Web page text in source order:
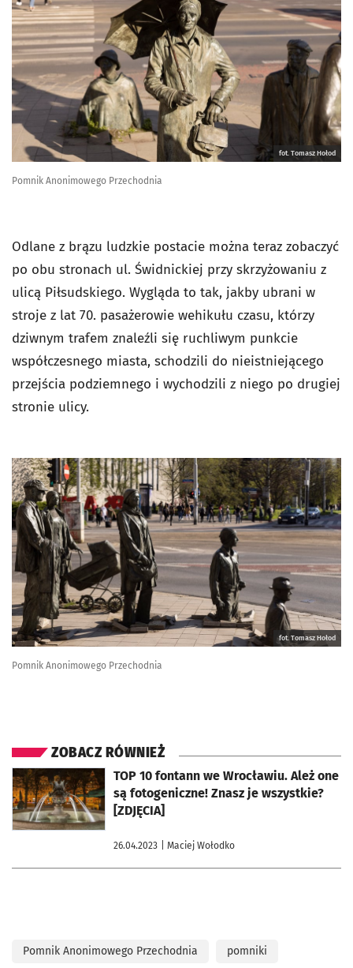
fot. Tomasz Hołod
Pomnik Anonimowego Przechodnia
Odlane z brązu ludzkie postacie można teraz zobaczyć
po obu stronach ul. Świdnickiej przy skrzyżowaniu z
ulicą Piłsudskiego. Wygląda to tak, jakby ubrani w
stroje z lat 70. pasażerowie wehikułu czasu, którzy
dziwnym trafem znaleźli się ruchliwym punkcie
współczesnego miasta, schodzili do nieistniejącego
przejścia podziemnego i wychodzili z niego po drugiej
stronie ulicy.
fot. Tomasz Hołod
Pomnik Anonimowego Przechodnia
ZOBACZ RÓWNIEŻ
TOP 10 fontann we Wrocławiu. Ależ one
są fotogeniczne! Znasz je wszystkie?
[ZDJĘCIA]
26.04.2023 | Maciej Wołodko
otworzy się w nowej karcie
Pomnik Anonimowego Przechodnia pomniki